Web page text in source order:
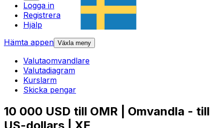
Logga in
Registrera
Hjälp
Hämta appen Växla meny
Valutaomvandlare
Valutadiagram
Kurslarm
Skicka pengar
10 000 USD till OMR | Omvandla - till